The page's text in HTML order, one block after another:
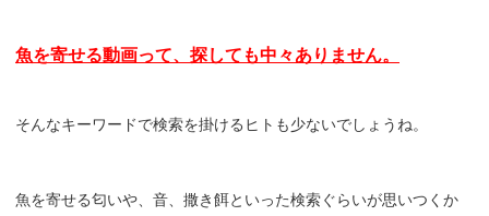
魚を寄せる動画って、探しても中々ありません。
そんなキーワードで検索を掛けるヒトも少ないでしょうね。
魚を寄せる匂いや、音、撒き餌といった検索ぐらいが思いつくか